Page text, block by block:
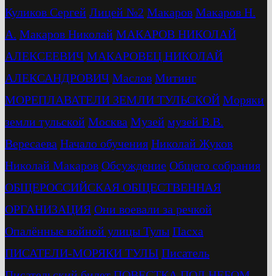
Куликов Сергей Лицей №2 Макаров Макаров Н.
А. Макаров Николай МАКАРОВ НИКОЛАЙ
АЛЕКСЕЕВИЧ МАКАРОВЕЦ НИКОЛАЙ
АЛЕКСАНДРОВИЧ Маслов Митинг
МОРЕПЛАВАТЕЛИ ЗЕМЛИ ТУЛЬСКОЙ Моряки
земли тульской Москва Музей музей В.В.
Вересаева Начало обучения Николай Жуков
Николай Макаров Обсуждение Общего собрания
ОБЩЕРОССИЙСКАЯ ОБЩЕСТВЕННАЯ
ОРГАНИЗАЦИЯ Они воевали за речкой
Опалённые войной улицы Тулы Пасха
ПИСАТЕЛИ-МОРЯКИ ТУЛЫ Писатель